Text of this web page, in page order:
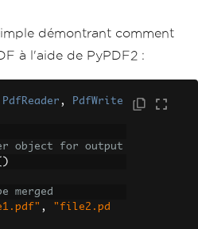
démontrant comment
à l'aide de PyPDF2 :
PdfReader ,
PdfWrite
object for output
merged
,
"file2.pd